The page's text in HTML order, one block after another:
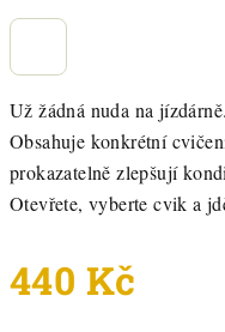
Už žádná nuda na
Obsahuje konkrétní
prokazatelně zlepšují
Otevřete, vyberte cvik a
440 Kč